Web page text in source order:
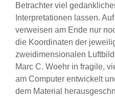
Betrachter viel
Interpretationen lassen.
verweisen am Ende nur
die Koordinaten der
zweidimensionalen
Marc C. Woehr in fragile,
am Computer entwickelt
dem Material